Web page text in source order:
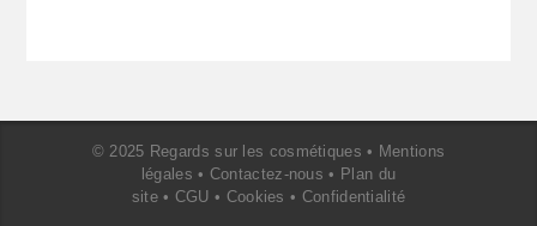
© 2025 Regards sur les cosmétiques • Mentions
légales • Contactez-nous • Plan du
site• CGU • Cookies • Confidentialité